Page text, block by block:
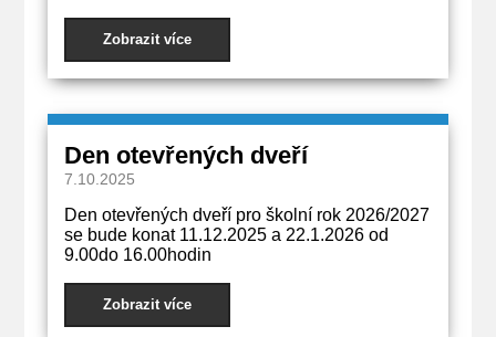
Zobrazit více
Den otevřených dveří
7.10.2025
Den otevřených dveří pro školní rok 2026/2027
se bude konat 11.12.2025 a 22.1.2026 od
9.00do 16.00hodin
Zobrazit více